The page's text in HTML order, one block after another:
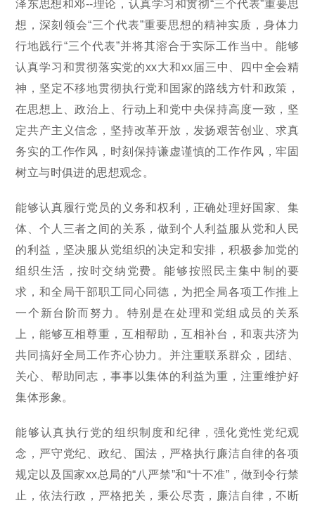
泽东思想和邓--理论，认真学习和贯彻“三个代表”重要思
想，深刻领会“三个代表”重要思想的精神实质，身体力
行地践行“三个代表”并将其溶合于实际工作当中。能够
认真学习和贯彻落实党的xx大和xx届三中、四中全会精
神，坚定不移地贯彻执行党和国家的路线方针和政策，
在思想上、政治上、行动上和党中央保持高度一致，坚
定共产主义信念，坚持改革开放，发扬艰苦创业、求真
务实的工作作风，时刻保持谦虚谨慎的工作作风，牢固
树立与时俱进的思想观念。
能够认真履行党员的义务和权利，正确处理好国家、集
体、个人三者之间的关系，做到个人利益服从党和人民
的利益，坚决服从党组织的决定和安排，积极参加党的
组织生活，按时交纳党费。能够按照民主集中制的要
求，和全局干部职工同心同德，为把全局各项工作推上
一个新台阶而努力。特别是在处理和党组成员的关系
上，能够互相尊重，互相帮助，互相补台，和衷共济为
共同搞好全局工作齐心协力。并注重联系群众，团结、
关心、帮助同志，事事以集体的利益为重，注重维护好
集体形象。
能够认真执行党的组织制度和纪律，强化党性党纪观
念，严守党纪、政纪、国法，严格执行廉洁自律的各项
规定以及国家xx总局的“八严禁”和“十不准”，做到令行禁
止，依法行政，严格把关，秉公尽责，廉洁自律，不断